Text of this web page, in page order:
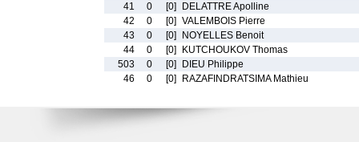
41
0 [0]
DELATTRE Apolline
42
0 [0] VALEMBOIS Pierre
43
0 [0]
NOYELLES Benoit
44
0 [0]
KUTCHOUKOV Thomas
503
0 [0]
DIEU Philippe
46
0 [0] RAZAFINDRATSIMA Mathieu